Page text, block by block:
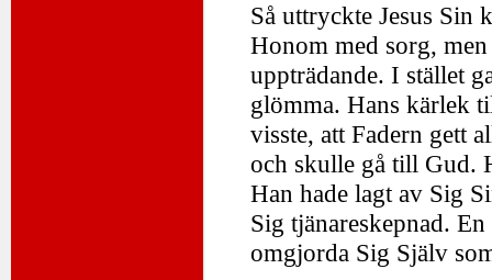
Så uttryckte Jesus Sin
Honom med sorg,
uppträdande. I stället
glömma. Hans kärlek
visste, att Fadern gett
och skulle gå till Gud.
Han hade lagt av Sig
Sig tjänareskepnad.
omgjorda Sig Själv